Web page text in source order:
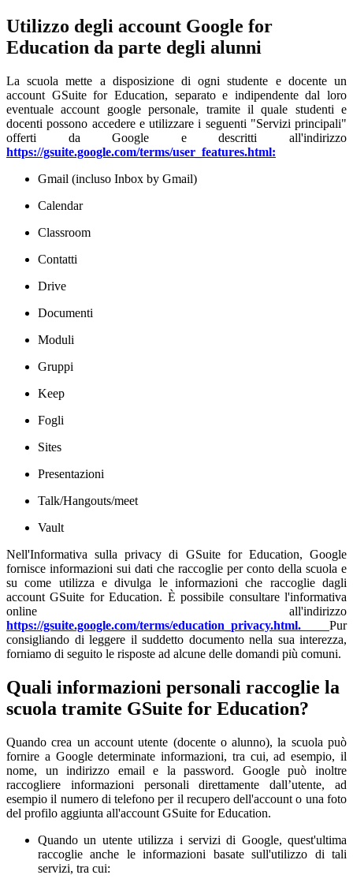
Utilizzo degli account Google for
Education da parte degli alunni
La scuola mette a disposizione di ogni studente e docente un
account GSuite for Education, separato e indipendente dal loro
eventuale account google personale, tramite il quale studenti e
docenti possono accedere e utilizzare i seguenti "Servizi principali"
offerti da Google e descritti all'indirizzo
https://gsuite.google.com/terms/user_features.html:
Gmail (incluso Inbox by Gmail)
Calendar
Classroom
Contatti
Drive
Documenti
Moduli
Gruppi
Keep
Fogli
Sites
Presentazioni
Talk/Hangouts/meet
Vault
Nell'Informativa sulla privacy di GSuite for Education, Google
fornisce informazioni sui dati che raccoglie per conto della scuola e
su come utilizza e divulga le informazioni che raccoglie dagli
account GSuite for Education. È possibile consultare l'informativa
online all'indirizzo
https://gsuite.google.com/terms/education_privacy.html. Pur
consigliando di leggere il suddetto documento nella sua interezza,
forniamo di seguito le risposte ad alcune delle domandi più comuni.
Quali informazioni personali raccoglie la
scuola tramite GSuite for Education?
Quando crea un account utente (docente o alunno), la scuola può
fornire a Google determinate informazioni, tra cui, ad esempio, il
nome, un indirizzo email e la password. Google può inoltre
raccogliere informazioni personali direttamente dall’utente, ad
esempio il numero di telefono per il recupero dell'account o una foto
del profilo aggiunta all'account GSuite for Education.
Quando un utente utilizza i servizi di Google, quest'ultima
raccoglie anche le informazioni basate sull'utilizzo di tali
servizi, tra cui: